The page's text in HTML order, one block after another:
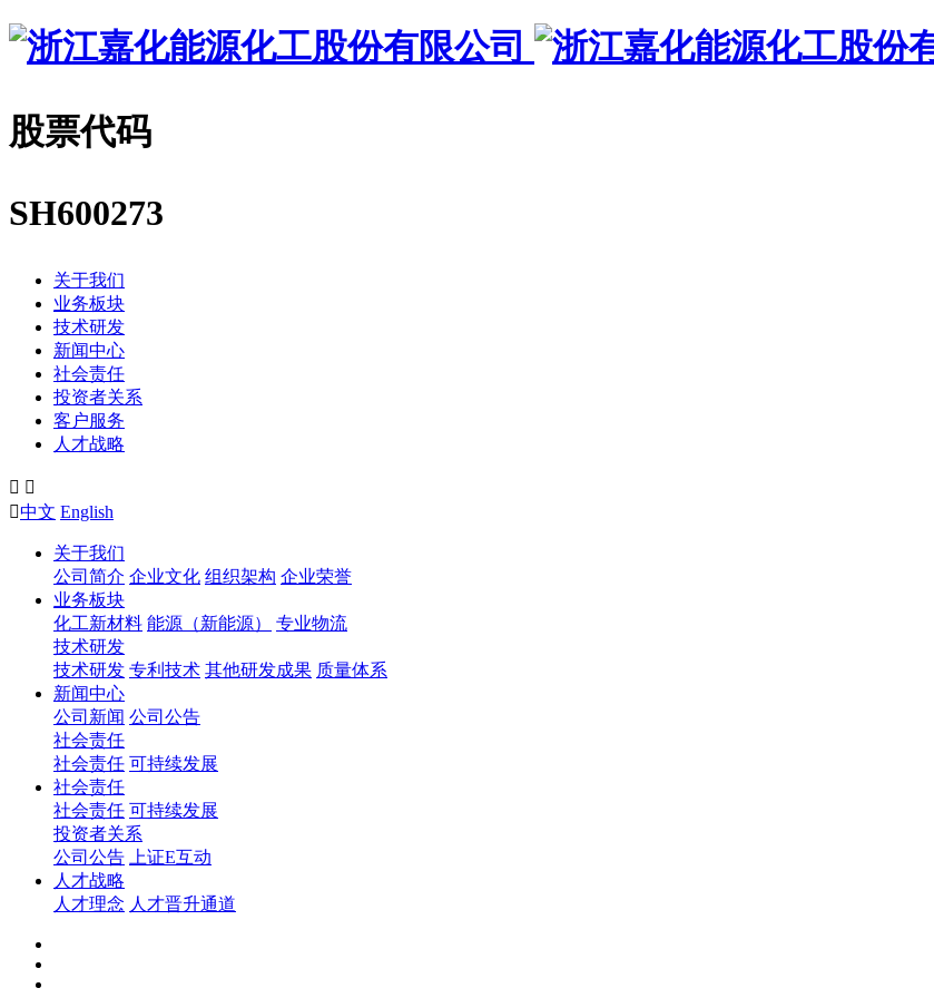
股票代码
SH600273
关于我们
业务板块
技术研发
新闻中心
社会责任
投资者关系
客户服务
人才战略
 
中文 English
关于我们
公司简介 企业文化 组织架构 企业荣誉
业务板块
化工新材料 能源（新能源）
专业物流
技术研发
技术研发 专利技术 其他研发成果 质量体系
新闻中心
公司新闻 公司公告
社会责任
社会责任 可持续发展
社会责任
社会责任 可持续发展
投资者关系
公司公告 上证E互动
人才战略
人才理念 人才晋升通道